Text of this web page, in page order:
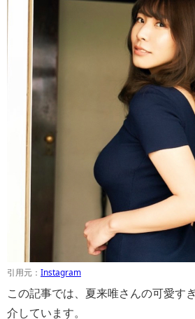
引用元： Instagram
この記事では、夏来唯さんの可愛す
介しています。